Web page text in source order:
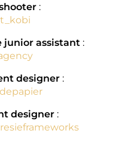
:
junior assistant:
designer :
designer :